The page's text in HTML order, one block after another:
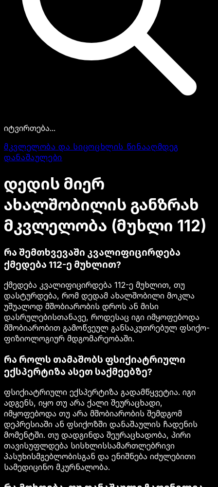
იტვირთება...
მკვლელობა და სიცოცხლის წინააღმდეგ
დანაშაულები
დედის მიერ
ახალშობილის განზრახ
მკვლელობა (მუხლი 112)
რა შემთხვევაში კვალიფიცირდება
ქმედება 112-ე მუხლით?
ქმედება კვალიფიცირდება 112-ე მუხლით, თუ
დასტურდება, რომ დედამ ახალშობილი მოკლა
უშუალოდ მშობიარობის დროს ან მისი
დასრულებისთანავე, როდესაც იგი იმყოფებოდა
მშობიარობით გამოწვეულ განსაკუთრებულ ფსიქო-
ფიზიოლოგიურ მდგომარეობაში.
რა როლს თამაშობს ფსიქიატრიული
ექსპერტიზა ასეთ საქმეებზე?
ფსიქიატრიული ექსპერტიზა გადამწყვეტია. იგი
ადგენს, იყო თუ არა ქალი შეურაცხადი,
იმყოფებოდა თუ არა მშობიარობის შემდგომ
დეპრესიაში ან ფსიქოზში დანაშაულის ჩადენის
მომენტში. თუ დადგინდა შეურაცხადობა, პირი
თავისუფლდება სისხლისსამართლებრივი
პასუხისმგებლობისგან და ენიშნება იძულებითი
სამედიცინო მკურნალობა.